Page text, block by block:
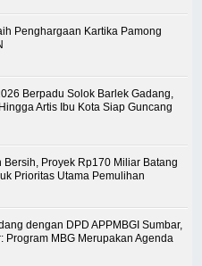
Penghargaan Kartika Pamong
Berpadu Solok Barlek Gadang,
Artis Ibu Kota Siap Guncang
Bersih, Proyek Rp170 Miliar Batang
Prioritas Utama Pemulihan
dengan DPD APPMBGI Sumbar,
Program MBG Merupakan Agenda